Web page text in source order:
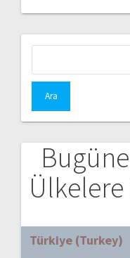
Türkiye (Turkey)